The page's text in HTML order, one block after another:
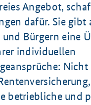
Angebot,
dafür. Sie gibt
und Bürgern eine
individuellen
betriebliche und